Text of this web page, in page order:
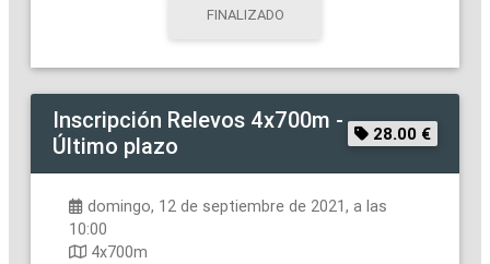
FINALIZADO
Inscripción Relevos 4x700m -
Último plazo
28.00 €
domingo, 12 de septiembre de 2021, a las
10:00
4x700m